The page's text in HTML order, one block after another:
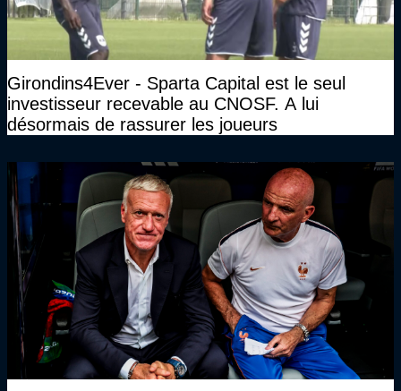
Girondins4Ever - Sparta Capital est le seul
investisseur recevable au CNOSF. A lui
désormais de rassurer les joueurs